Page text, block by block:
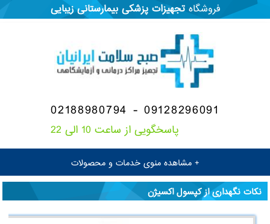
فروشگاهتجهیزات پزشکیبیمارستانیزیبایی
02188980794 - 09128296091
پاسخگویی از ساعت 10 الی 22
+ مشاهده منوی خدمات و محصولات
نکات نگهداری از کپسول اکسیژن